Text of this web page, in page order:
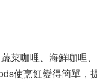
菜咖哩、海鮮咖哩
使烹飪變得簡單，